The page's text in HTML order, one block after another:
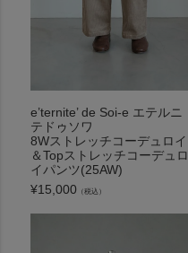
e’ternite’ de Soi-e エテルニ
テドゥソワ
8Wストレッチコーデュロイ
＆Topストレッチコーデュロ
イパンツ(25AW)
¥15,000 （税込）